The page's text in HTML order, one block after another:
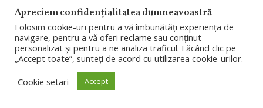
cadrul ISU Cluj s-
au întors după o
misiune de peste
două săptămâni în
Apreciem confidențialitatea dumneavoastră
Folosim cookie-uri pentru a vă îmbunătăți experiența de
navigare, pentru a vă oferi reclame sau conținut
personalizat și pentru a ne analiza traficul. Făcând clic pe
„Accept toate”, sunteți de acord cu utilizarea cookie-urilor.
Cookie setari
Accept